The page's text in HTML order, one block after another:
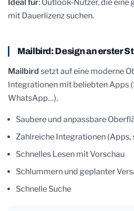
Ideal für: Outlook-Nutzer, die
mit Dauerlizenz suchen.
Mailbird: Design an erster
Mailbird setzt auf eine moderne
Integrationen mit beliebten Apps
WhatsApp…).
Saubere und anpassbare
Zahlreiche Integrationen (Apps,
Schnelles Lesen mit Vorschau
Schlummern und geplanter
Schnelle Suche